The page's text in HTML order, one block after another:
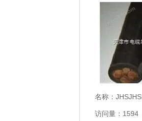
名称： JHSJHS防水电缆
访问量：1594